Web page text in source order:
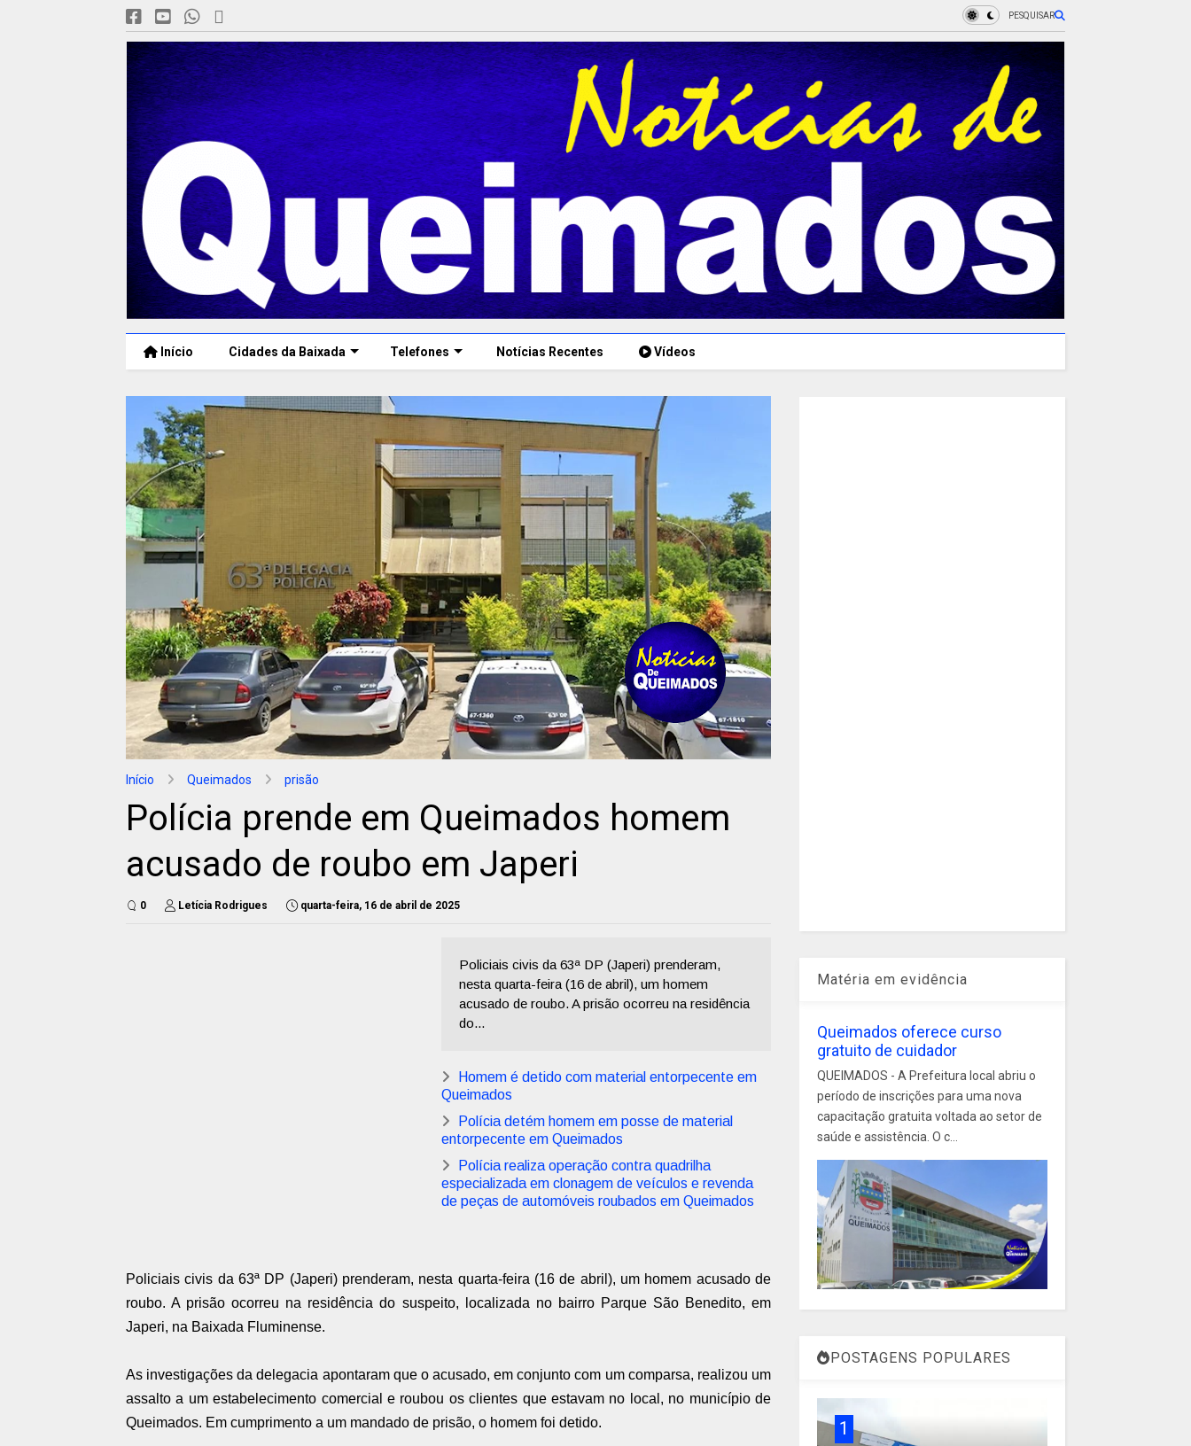
PESQUISAR
Início Cidades da Baixada Telefones Notícias Recentes Vídeos
Início Queimados prisão
Polícia prende em Queimados homem
acusado de roubo em Japeri
0 Letícia Rodrigues quarta-feira, 16 de abril de 2025
Policiais civis da 63ª DP (Japeri) prenderam,
nesta quarta-feira (16 de abril), um homem
acusado de roubo. A prisão ocorreu na residência
do...
Homem é detido com material entorpecente em
Queimados
Polícia detém homem em posse de material
entorpecente em Queimados
Polícia realiza operação contra quadrilha
especializada em clonagem de veículos e revenda
de peças de automóveis roubados em Queimados
Policiais civis da 63ª DP (Japeri) prenderam, nesta quarta-feira (16 de abril), um homem acusado de
roubo. A prisão ocorreu na residência do suspeito, localizada no bairro Parque São Benedito, em
Japeri, na Baixada Fluminense.
As investigações da delegacia apontaram que o acusado, em conjunto com um comparsa, realizou um
assalto a um estabelecimento comercial e roubou os clientes que estavam no local, no município de
Queimados. Em cumprimento a um mandado de prisão, o homem foi detido.
Matéria em evidência
Queimados oferece curso
gratuito de cuidador
QUEIMADOS - A Prefeitura local abriu o
período de inscrições para uma nova
capacitação gratuita voltada ao setor de
saúde e assistência. O c...
POSTAGENS POPULARES
1